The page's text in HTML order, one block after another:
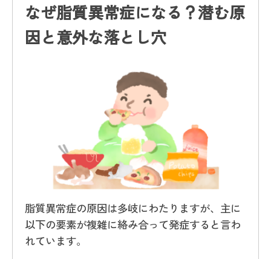
なぜ脂質異常症になる？潜む原
因と意外な落とし穴
脂質異常症の原因は多岐にわたりますが、主に
以下の要素が複雑に絡み合って発症すると言わ
れています。